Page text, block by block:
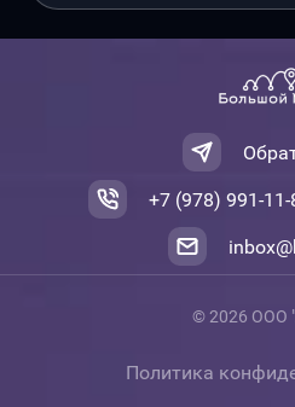
+7 (978) 991-
© 2026 ООО
Политика